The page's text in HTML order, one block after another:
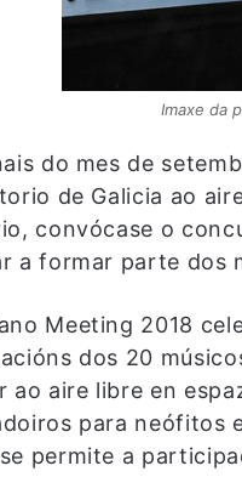
Imaxe da
do mes de
de Galicia ao
convócase o
a formar parte dos
Meeting 2018
dos 20
ao aire libre en
para neófitos
permite a